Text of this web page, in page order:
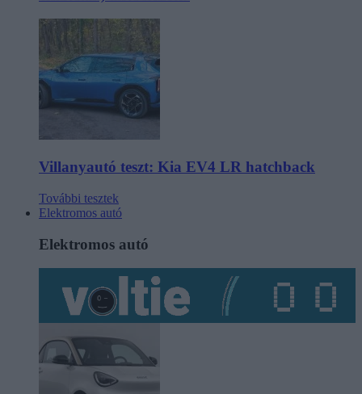
Villanyautó teszt: Kia EV4 LR hatchback
További tesztek
Elektromos autó
Elektromos autó